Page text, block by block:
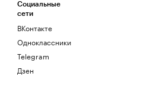
Социальные
сети
ВКонтакте
Одноклассники
Telegram
Дзен